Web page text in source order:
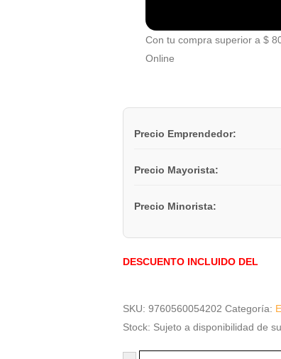
Con tu compra superior a $
Online
Precio Emprendedor:
Precio Mayorista:
Precio Minorista:
DESCUENTO INCLUIDO DEL
SKU: 9760560054202 Categoría:
Stock: Sujeto a disponibilidad de